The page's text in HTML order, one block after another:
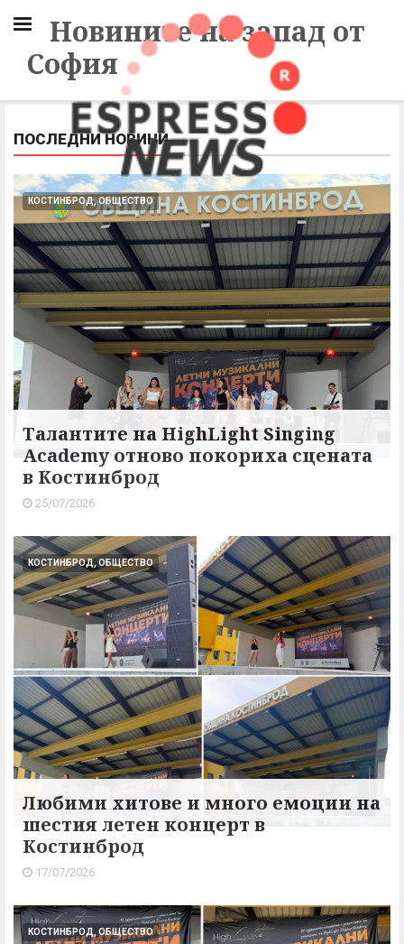
Новините на запад от
София
ПОСЛЕДНИ НОВИНИ
КОСТИНБРОД, ОБЩЕСТВО
Талантите на HighLight Singing
Academy отново покориха сцената
в Костинброд
25/07/2026
КОСТИНБРОД, ОБЩЕСТВО
Любими хитове и много емоции на
шестия летен концерт в
Костинброд
17/07/2026
КОСТИНБРОД, ОБЩЕСТВО